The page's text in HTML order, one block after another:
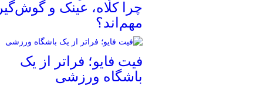
چرا کلاه، عینک و گوش‌گیر
مهم‌اند؟
فیت ‌فایو؛ فراتر از یک
باشگاه ورزشی